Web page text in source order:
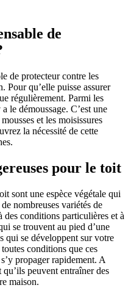
de
de protecteur contre les
Pour qu’elle puisse assurer
régulièrement. Parmi les
le démoussage. C’est une
et les moisissures
la nécessité de cette
pour le toit
sont une espèce végétale qui
nombreuses variétés de
des conditions particulières et à
se trouvent au pied d’une
qui se développent sur votre
conditions que ces
propager rapidement. A
peuvent entraîner des
maison.